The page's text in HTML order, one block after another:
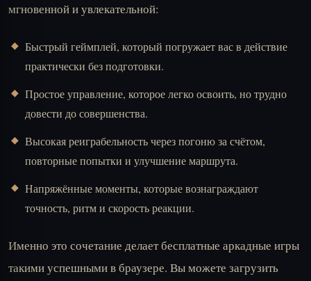
мгновенной и увлекательной:
Быстрый геймплей, который погружает вас в действие
практически без подготовки.
Простое управление, которое легко освоить, но трудно
довести до совершенства.
Высокая реиграбельность через погоню за счётом,
повторные попытки и улучшение маршрута.
Напряжённые моменты, которые вознаграждают
точность, ритм и скорость реакции.
Именно это сочетание делает бесплатные аркадные игры
такими успешными в браузере. Вы можете загрузить